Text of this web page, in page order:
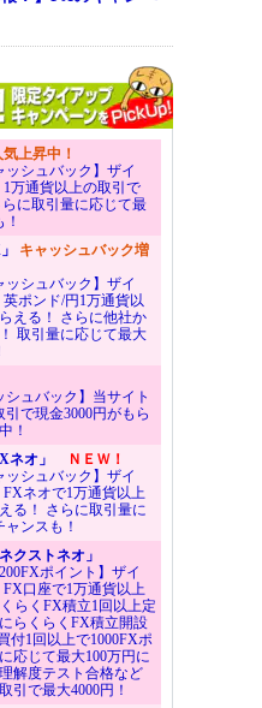
気上昇中！
ッシュバック】ザイ
万通貨以上の取引で
に取引量に応じて最
キャッシュバック増
ッシュバック】ザイ
ポンド/円1万通貨以
える！ さらに他社か
取引量に応じて最大
シュバック】当サイト
で現金3000円がもら
！
ネオ」
ＮＥＷ！
ッシュバック】ザイ
ネオで1万通貨以上
る！ さらに取引量に
ンスも！
クストネオ」
ポイント】ザイ
口座で1万通貨以上
らくFX積立1回以上定
らくらくFX積立開設
付1回以上で1000FXポ
応じて最大100万円に
解度テスト合格など
引で最大4000円！